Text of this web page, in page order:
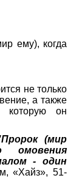
ему), когда
не только
а также
которую он
(мир
омовения
- один
«Хайз», 51-